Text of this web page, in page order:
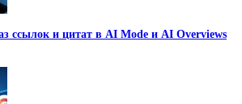
ссылок и цитат в AI Mode и AI Overviews